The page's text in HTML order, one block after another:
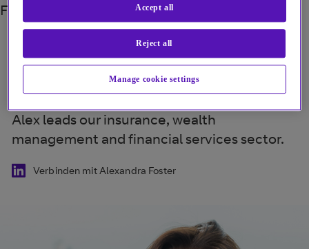
Foster
Alexandra Foster
Director, Insurance, Wealth Management and Financial Services
Alex leads our insurance, wealth
management and financial services sector.
Verbinden mit Alexandra Foster
Manage cookie settings
Reject all
Accept all